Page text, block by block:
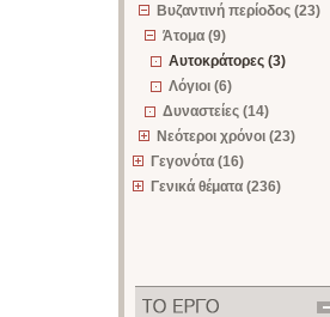
Βυζαντινή περίοδος (23)
Άτομα (9)
Αυτοκράτορες (3)
Λόγιοι (6)
Δυναστείες (14)
Νεότεροι χρόνοι (23)
Γεγονότα (16)
Γενικά θέματα (236)